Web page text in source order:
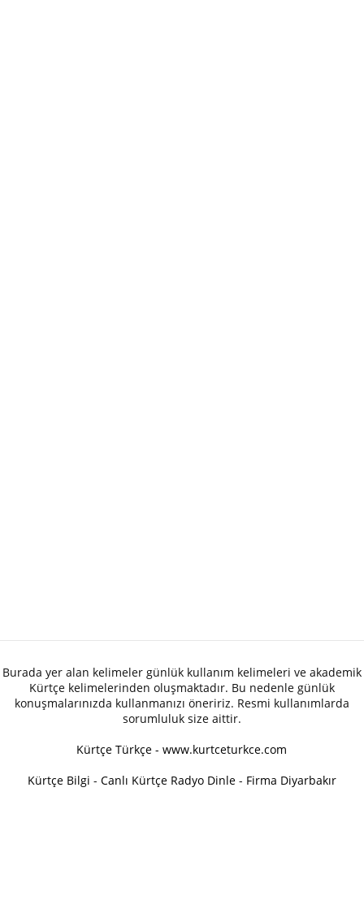
Burada yer alan kelimeler günlük kullanım kelimeleri ve akademik
Kürtçe kelimelerinden oluşmaktadır. Bu nedenle günlük
konuşmalarınızda kullanmanızı öneririz. Resmi kullanımlarda
sorumluluk size aittir.
Kürtçe Türkçe - www.kurtceturkce.com
Kürtçe Bilgi - Canlı Kürtçe Radyo Dinle - Firma Diyarbakır